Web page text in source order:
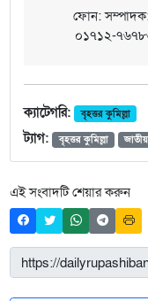
ফোন: সম্পাদক:
০১৭১২-
ক্যাটেগরি: বৃহত্তর কুমিল্লা
ট্যাগ: বৃহত্তর কুমিল্লা জাতীয়
এই সংবাদটি শেয়ার করুন